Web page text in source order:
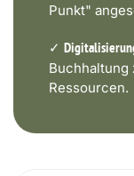
Punkt"
✓
Ressourcen.